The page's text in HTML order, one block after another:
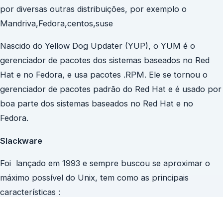
por diversas outras distribuições, por exemplo o
Mandriva,Fedora,centos,suse
Nascido do Yellow Dog Updater (YUP), o YUM é o
gerenciador de pacotes dos sistemas baseados no Red
Hat e no Fedora, e usa pacotes .RPM. Ele se tornou o
gerenciador de pacotes padrão do Red Hat e é usado por
boa parte dos sistemas baseados no Red Hat e no
Fedora.
Slackware
Foi lançado em 1993 e sempre buscou se aproximar o
máximo possível do Unix, tem como as principais
características :